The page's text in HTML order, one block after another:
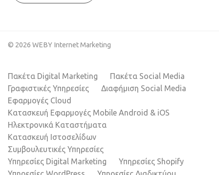
© 2026 WEBY Internet Marketing
Πακέτα Digital Marketing
Πακέτα Social Media
Γραφιστικές Υπηρεσίες
Διαφήμιση Social Media
Εφαρμογές Cloud
Κατασκευή Εφαρμογές Mobile Android & iOS
Ηλεκτρονικά Καταστήματα
Κατασκευή Ιστοσελίδων
Συμβουλευτικές Υπηρεσίες
Υπηρεσίες Digital Marketing
Υπηρεσίες Shopify